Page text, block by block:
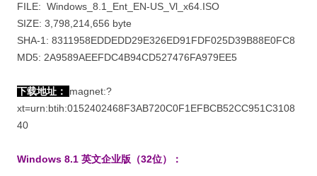
FILE: Windows_8.1_Ent_EN-US_Vl_x64.ISO
SIZE: 3,798,214,656 byte
SHA-1: 8311958EDDEDD29E326ED91FDF025D39B88E0FC8
MD5: 2A9589AEEFDC4B94CD527476FA979EE5
下载地址： magnet:?
xt=urn:btih:0152402468F3AB720C0F1EFBCB52CC951C3108
40
Windows 8.1 英文企业版（32位）：